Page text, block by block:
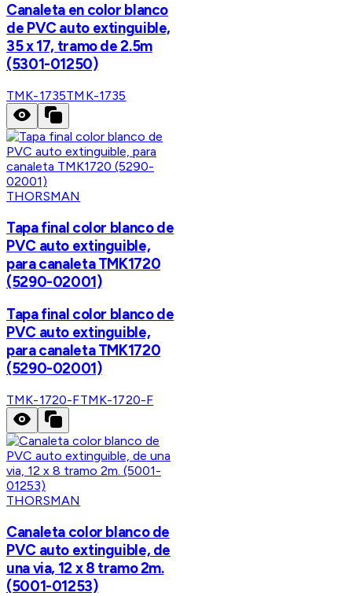
Canaleta en color blanco
de PVC auto extinguible,
35 x 17, tramo de 2.5m
(5301-01250)
TMK-1735TMK-1735
THORSMAN
Tapa final color blanco de
PVC auto extinguible,
para canaleta TMK1720
(5290-02001)
Tapa final color blanco de
PVC auto extinguible,
para canaleta TMK1720
(5290-02001)
TMK-1720-FTMK-1720-F
THORSMAN
Canaleta color blanco de
PVC auto extinguible, de
una via, 12 x 8 tramo 2m.
(5001-01253)